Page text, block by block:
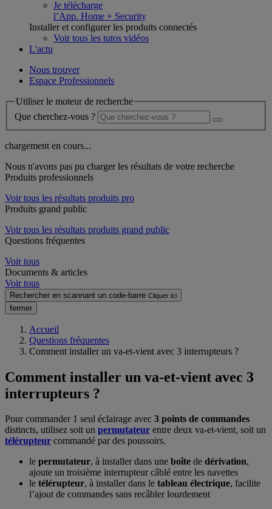
Je télécharge
l’App. Home + Security
Installer et configurer les produits connectés
Voir tous les tutos vidéos
L'actu
Nous trouver
Espace Professionnels
Utiliser le moteur de recherche
Que cherchez-vous ?
chargement en cours...
Nous n'avons pas pu charger les résultats de votre recherche
Produits professionnels
Voir tous les résultats produits pro
Produits grand public
Voir tous les résultats produits grand public
Questions fréquentes
Voir tous
Documents & articles
Voir tous
Rechercher en scannant un code-barre Cliquer ici
fermer
Accueil
Questions fréquentes
Comment installer un va-et-vient avec 3 interrupteurs ?
Comment installer un va-et-vient avec 3
interrupteurs ?
Pour commander 1 seul éclairage avec 3 points de commandes
distincts, utilisez soit un permutateur entre deux va-et-vient, soit un
télérupteur commandé par des poussoirs.
le permutateur, à installer dans une boîte de dérivation,
ajoute un troisième interrupteur câblé entre les navettes
le télérupteur, à installer dans le tableau électrique, facilite
l’ajout de commandes sans recâbler lourdement